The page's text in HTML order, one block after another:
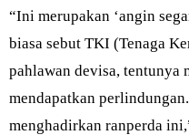
“Ini merupakan ‘angin
biasa sebut TKI (Tenaga
pahlawan devisa, tentunya
mendapatkan
menghadirkan ranperda